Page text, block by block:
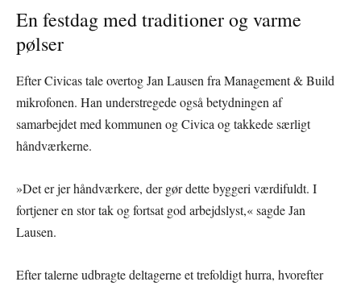
En festdag med traditioner og varme
pølser
Efter Civicas tale overtog Jan Lausen fra Management & Build
mikrofonen. Han understregede også betydningen af
samarbejdet med kommunen og Civica og takkede særligt
håndværkerne.
»Det er jer håndværkere, der gør dette byggeri værdifuldt. I
fortjener en stor tak og fortsat god arbejdslyst,« sagde Jan
Lausen.
Efter talerne udbragte deltagerne et trefoldigt hurra, hvorefter